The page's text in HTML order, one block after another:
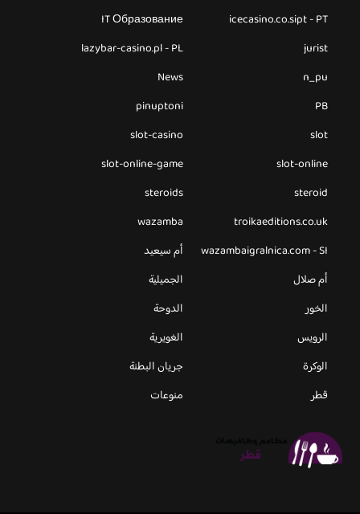
icecasino.co.sipt - PT
IT Образование
jurist
lazybar-casino.pl - PL
n_pu
News
PB
pinuptoni
slot
slot-casino
slot-online
slot-online-game
steroid
steroids
troikaeditions.co.uk
wazamba
wazambaigralnica.com - SI
أم سيعيد
أم صلال
الجميلية
الخور
الدوحة
الرويس
الغويرية
الوكرة
جريان البطنة
قطر
منوعات